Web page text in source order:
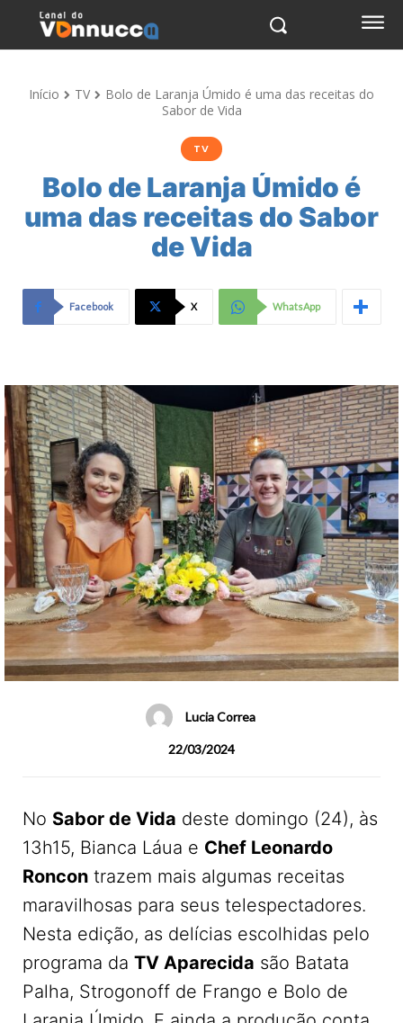
Início TV
Bolo de Laranja Úmido é uma das receitas do
Sabor de Vida
TV
Bolo de Laranja Úmido é
uma das receitas do Sabor
de Vida
Facebook X WhatsApp
Lucia Correa
22/03/2024
No Sabor de Vida deste domingo (24), às
13h15, Bianca Láua e Chef Leonardo
Roncon trazem mais algumas receitas
maravilhosas para seus telespectadores.
Nesta edição, as delícias escolhidas pelo
programa da TV Aparecida são Batata
Palha, Strogonoff de Frango e Bolo de